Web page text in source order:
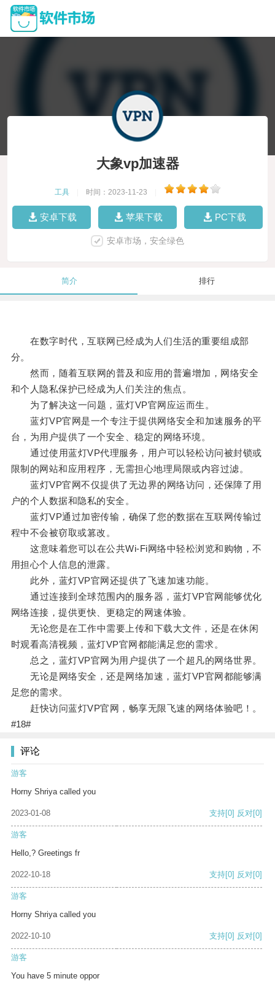
大象vp加速器
工具 时间：2023-11-23
安卓下载 苹果下载 PC下载
安卓市场，安全绿色
简介 排行
在数字时代，互联网已经成为人们生活的重要组成部
分。
然而，随着互联网的普及和应用的普遍增加，网络安全
和个人隐私保护已经成为人们关注的焦点。
为了解决这一问题，蓝灯VP官网应运而生。
蓝灯VP官网是一个专注于提供网络安全和加速服务的平
台，为用户提供了一个安全、稳定的网络环境。
通过使用蓝灯VP代理服务，用户可以轻松访问被封锁或
限制的网站和应用程序，无需担心地理局限或内容过滤。
蓝灯VP官网不仅提供了无边界的网络访问，还保障了用
户的个人数据和隐私的安全。
蓝灯VP通过加密传输，确保了您的数据在互联网传输过
程中不会被窃取或篡改。
这意味着您可以在公共Wi-Fi网络中轻松浏览和购物，不
用担心个人信息的泄露。
此外，蓝灯VP官网还提供了飞速加速功能。
通过连接到全球范围内的服务器，蓝灯VP官网能够优化
网络连接，提供更快、更稳定的网速体验。
无论您是在工作中需要上传和下载大文件，还是在休闲
时观看高清视频，蓝灯VP官网都能满足您的需求。
总之，蓝灯VP官网为用户提供了一个超凡的网络世界。
无论是网络安全，还是网络加速，蓝灯VP官网都能够满
足您的需求。
赶快访问蓝灯VP官网，畅享无限飞速的网络体验吧！。
#18#
评论
游客
Horny Shriya called you
2023-01-08 支持[0] 反对[0]
游客
Hello,? Greetings fr
2022-10-18 支持[0] 反对[0]
游客
Horny Shriya called you
2022-10-10 支持[0] 反对[0]
游客
You have 5 minute oppor